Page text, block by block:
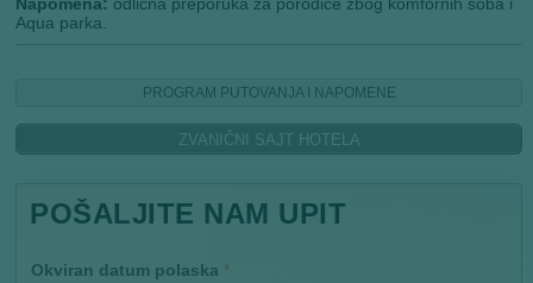
Napomena: odlična preporuka za porodice zbog komfornih soba i
Aqua parka.
PROGRAM PUTOVANJA I NAPOMENE
ZVANIČNI SAJT HOTELA
POŠALJITE NAM UPIT
Okviran datum polaska *